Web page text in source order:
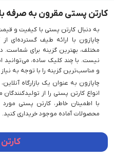
کارتن پستی مقرون به صرفه با
به دنبال کارتن پستی با کیفیت و
چاپازون با ارائه طیف گسترده‌ای
مختلف، بهترین گزینه برای شماست.
نیست. با چند کلیک ساده، می‌توانید
و مناسب‌ترین گزینه را با توجه به
چاپازون به عنوان یک بازارگاه
انواع کارتن پستی را از
با اطمینان خاطر، کارتن پستی
محصولات آماده موجود خریداری کنید.